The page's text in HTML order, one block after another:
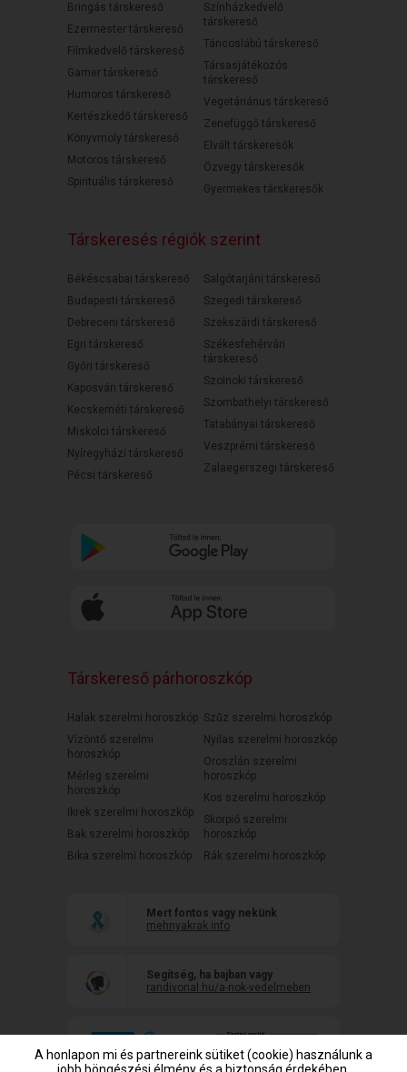
Bringás társkereső
Ezermester társkereső
Filmkedvelő társkereső
Gamer társkereső
Humoros társkereső
Kertészkedő társkereső
Könyvmoly társkereső
Motoros társkereső
Spirituális társkereső
Színházkedvelő
társkereső
Táncoslábú társkereső
Társasjátékozós
társkereső
Vegetáriánus társkereső
Zenefüggő társkereső
Elvált társkeresők
Özvegy társkeresők
Gyermekes társkeresők
Társkeresés régiók szerint
Békéscsabai társkereső
Budapesti társkereső
Debreceni társkereső
Egri társkereső
Győri társkereső
Kaposvári társkereső
Kecskeméti társkereső
Miskolci társkereső
Nyíregyházi társkereső
Pécsi társkereső
Salgótarjáni társkereső
Szegedi társkereső
Szekszárdi társkereső
Székesfehérvári
társkereső
Szolnoki társkereső
Szombathelyi társkereső
Tatabányai társkereső
Veszprémi társkereső
Zalaegerszegi társkereső
Társkereső párhoroszkóp
Halak szerelmi horoszkóp
Vízöntő szerelmi
horoszkóp
Mérleg szerelmi
horoszkóp
Ikrek szerelmi horoszkóp
Bak szerelmi horoszkóp
Bika szerelmi horoszkóp
Szűz szerelmi horoszkóp
Nyilas szerelmi horoszkóp
Oroszlán szerelmi
horoszkóp
Kos szerelmi horoszkóp
Skorpió szerelmi
horoszkóp
Rák szerelmi horoszkóp
Mert fontos vagy nekünk
mehnyakrak.info
Segítség, ha bajban vagy
randivonal.hu/a-nok-vedelmeben
A honlapon mi és partnereink sütiket (cookie) használunk a